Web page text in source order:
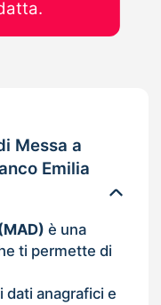
Messa a
Emilia
è una
ti permette di
dati anagrafici e